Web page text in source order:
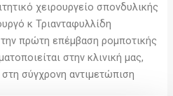
χειρουργείο σπονδυλικής
κ Τριανταφυλλίδη
πρώτη επέμβαση ρομποτικής
στην κλινική μας,
σύγχρονη αντιμετώπιση